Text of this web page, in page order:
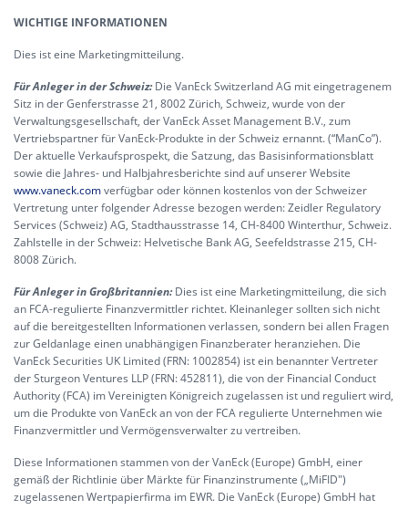
WICHTIGE INFORMATIONEN
Dies ist eine Marketingmitteilung.
Für Anleger in der Schweiz:Die VanEck Switzerland AG mit eingetragenem
Sitz in der Genferstrasse 21, 8002 Zürich, Schweiz, wurde von der
Verwaltungsgesellschaft, der VanEck Asset Management B.V., zum
Vertriebspartner für VanEck-Produkte in der Schweiz ernannt. (“ManCo”).
Der aktuelle Verkaufsprospekt, die Satzung, das Basisinformationsblatt
sowie die Jahres- und Halbjahresberichte sind auf unserer Website
www.vaneck.comverfügbar oder können kostenlos von der Schweizer
Vertretung unter folgender Adresse bezogen werden: Zeidler Regulatory
Services (Schweiz) AG, Stadthausstrasse 14, CH-8400 Winterthur, Schweiz.
Zahlstelle in der Schweiz: Helvetische Bank AG, Seefeldstrasse 215, CH-
8008 Zürich.
Für Anleger in Großbritannien:Dies ist eine Marketingmitteilung, die sich
an FCA-regulierte Finanzvermittler richtet. Kleinanleger sollten sich nicht
auf die bereitgestellten Informationen verlassen, sondern bei allen Fragen
zur Geldanlage einen unabhängigen Finanzberater heranziehen. Die
VanEck Securities UK Limited (FRN: 1002854) ist ein benannter Vertreter
der Sturgeon Ventures LLP (FRN: 452811), die von der Financial Conduct
Authority (FCA) im Vereinigten Königreich zugelassen ist und reguliert wird,
um die Produkte von VanEck an von der FCA regulierte Unternehmen wie
Finanzvermittler und Vermögensverwalter zu vertreiben.
Diese Informationen stammen von der VanEck (Europe) GmbH, einer
gemäß der Richtlinie über Märkte für Finanzinstrumente („MiFID")
zugelassenen Wertpapierfirma im EWR. Die VanEck (Europe) GmbH hat